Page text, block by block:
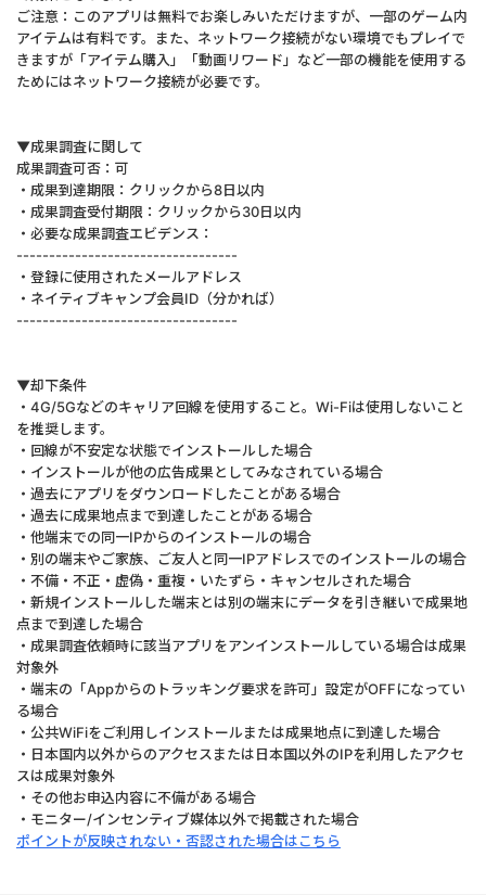
ご注意：このアプリは無料でお楽しみいただけますが、一部のゲーム内
アイテムは有料です。また、ネットワーク接続がない環境でもプレイで
きますが「アイテム購入」「動画リワード」など一部の機能を使用する
ためにはネットワーク接続が必要です。
▼成果調査に関して
成果調査可否：可
・成果到達期限：クリックから8日以内
・成果調査受付期限：クリックから30日以内
・必要な成果調査エビデンス：
----------------------------------
・登録に使用されたメールアドレス
・ネイティブキャンプ会員ID（分かれば）
----------------------------------
▼却下条件
・4G/5Gなどのキャリア回線を使用すること。Wi-Fiは使用しないこと
を推奨します。
・回線が不安定な状態でインストールした場合
・インストールが他の広告成果としてみなされている場合
・過去にアプリをダウンロードしたことがある場合
・過去に成果地点まで到達したことがある場合
・他端末での同一IPからのインストールの場合
・別の端末やご家族、ご友人と同一IPアドレスでのインストールの場合
・不備・不正・虚偽・重複・いたずら・キャンセルされた場合
・新規インストールした端末とは別の端末にデータを引き継いで成果地
点まで到達した場合
・成果調査依頼時に該当アプリをアンインストールしている場合は成果
対象外
・端末の「Appからのトラッキング要求を許可」設定がOFFになってい
る場合
・公共WiFiをご利用しインストールまたは成果地点に到達した場合
・日本国内以外からのアクセスまたは日本国以外のIPを利用したアクセ
スは成果対象外
・その他お申込内容に不備がある場合
・モニター/インセンティブ媒体以外で掲載された場合
ポイントが反映されない・否認された場合はこちら